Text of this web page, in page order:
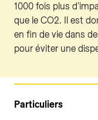
1000 fois plus
que le CO2. Il est
en fin de vie dans
pour éviter une
Particuliers